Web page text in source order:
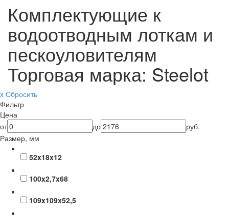
Комплектующие к
водоотводным лоткам и
пескоуловителям
Торговая марка: Steelot
x Сбросить
Фильтр
Цена
от
до
руб.
Размер, мм
52x18x12
100x2,7x68
109x109x52,5